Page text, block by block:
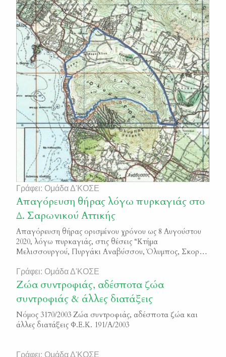
Γράφει: Ομάδα Δ'ΚΟΣΕ
Απαγόρευση θήρας λόγω πυρκαγιάς στο
Δ. Σαρωνικού Αττικής
Απαγόρευση θήρας ορισμένου χρόνου ως 8 Αυγούστου
2020, λόγω πυρκαγιάς, στις θέσεις “Κτήμα
Μελισσουργού, Πυργάκι Αναβύσσου, Όλυμπος, Σκορδί,
ΑΔΑ 7ΖΑΠΟΡ1Κ-ΘΙ3
Γράφει: Ομάδα Δ'ΚΟΣΕ
Ζώα συντροφιάς, αδέσποτα ζώα
συντροφιάς & άλλες διατάξεις
Νόμος 3170/2003 Ζώα συντροφιάς, αδέσποτα ζώα και
άλλες διατάξεις Φ.Ε.Κ. 191/Α/2003
Γράφει: Ομάδα Δ'ΚΟΣΕ